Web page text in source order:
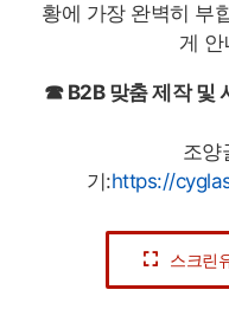
황에 가장 완벽히 부
게
☎ B2B 맞춤 제작 및
조양
기:https://
스크린